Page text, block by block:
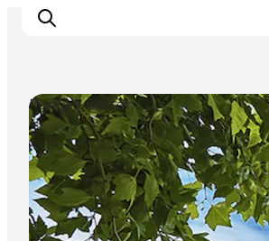
Erlebnisse
Natur
Städte und Orte
Das passiert
Parks & Gärten